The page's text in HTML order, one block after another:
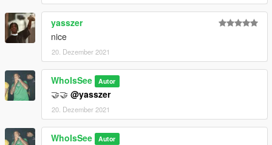
yasszer
nice
20. Dezember 2021
WhoIsSee Autor
🤝🤝 @yasszer
20. Dezember 2021
WhoIsSee Autor